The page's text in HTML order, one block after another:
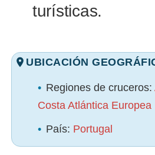
turísticas.
UBICACIÓN
• Regiones de cruceros:
Costa Atlántica Europea
• País: Portugal